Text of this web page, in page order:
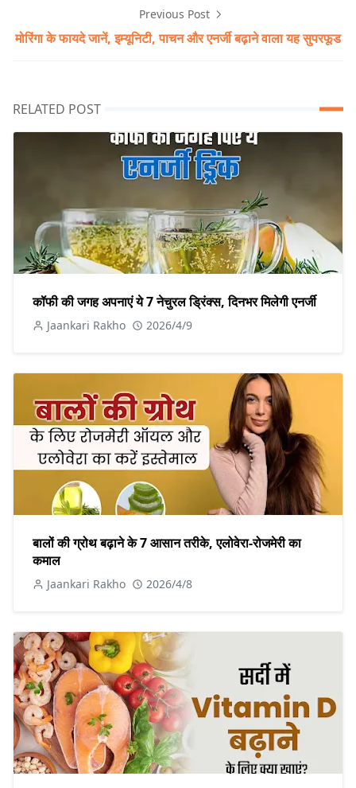
Previous Post
मोरिंगा के फायदे जानें, इम्यूनिटी, पाचन और एनर्जी बढ़ाने वाला यह सुपरफूड
RELATED POST
कॉफी की जगह अपनाएं ये 7 नेचुरल ड्रिंक्स, दिनभर मिलेगी एनर्जी
Jaankari Rakho 2026/4/9
बालों की ग्रोथ बढ़ाने के 7 आसान तरीके, एलोवेरा-रोजमेरी का
कमाल
Jaankari Rakho 2026/4/8